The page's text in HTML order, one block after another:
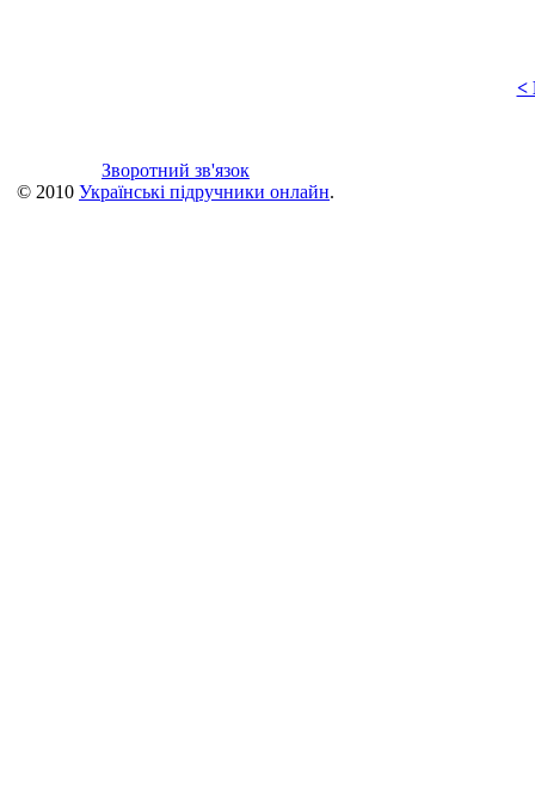
<
Зворотний зв'язок
© 2010 Українські підручники онлайн.